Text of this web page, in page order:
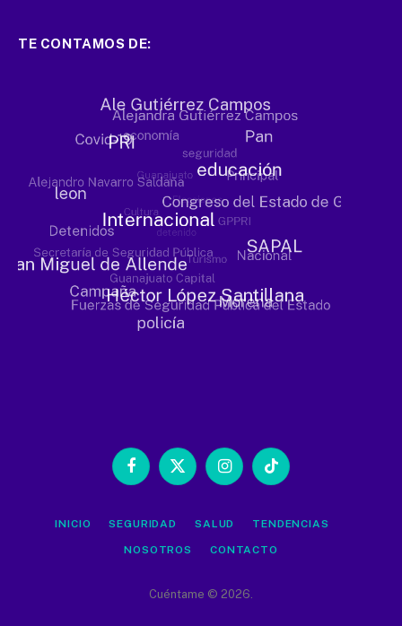
TE CONTAMOS DE:
Facebook
X
InstagramTikTok
INICIO SEGURIDAD SALUD TENDENCIAS
NOSOTROS CONTACTO
Cuéntame © 2026.